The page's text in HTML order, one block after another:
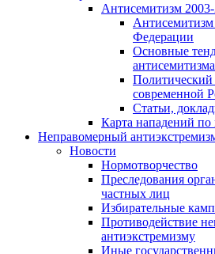
Антисемитизм
Антисемитизм
Федерации
Основные
Политический
современной
Статьи,
Карта нападений по
Неправомерный
Новости
Нормотворчество
Преследования
частных лиц
Избирательные
Противодействие
антиэкстремизму
Иные